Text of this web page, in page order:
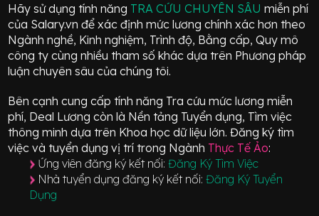
Hãy sử dụng tính năng TRA CỨU CHUYÊN SÂUmiễn phí
của Salary.vn để xác định mức lương chính xác hơn theo
Ngành nghề, Kinh nghiệm, Trình độ, Bằng cấp, Quy mô
công ty cùng nhiều tham số khác dựa trên Phương pháp
luận chuyên sâu của chúng tôi.
Bên cạnh cung cấp tính năng Tra cứu mức lương miễn
phí, Deal Lương còn là Nền tảng Tuyển dụng, Tìm việc
thông minh dựa trên Khoa học dữ liệu lớn.Đăng ký tìm
việc và tuyển dụng vị trí trong Ngành Thực Tế Ảo:
Ứng viên đăng ký kết nối:Đăng Ký Tìm Việc
Nhà tuyển dụng đăng ký kết nối:Đăng Ký Tuyển
Dụng